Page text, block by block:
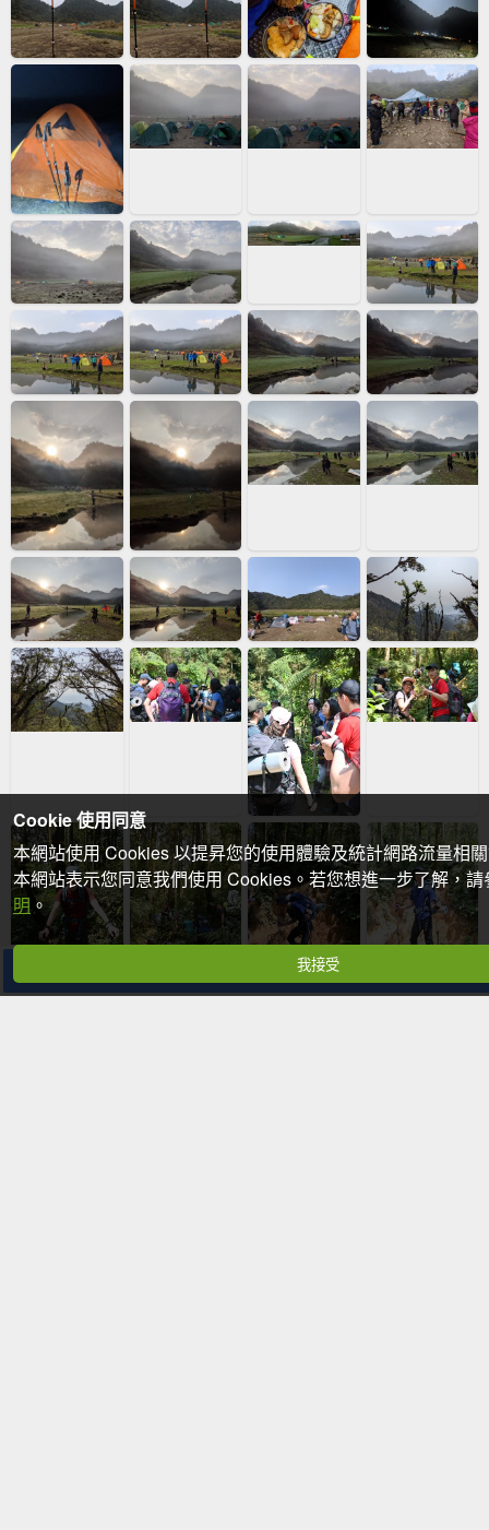
分享
Cookie 使用同意
本網站使用 Cookies 以提昇您的使用體驗及統計網路流量相
本網站表示您同意我們使用 Cookies。若您想進一步了解，
明 。
我接受